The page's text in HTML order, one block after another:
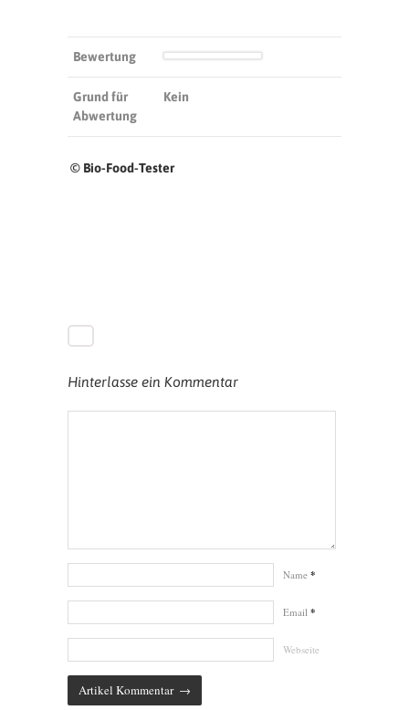
Bewertung
Grund für
Abwertung
Kein
© Bio-Food-Tester
Hinterlasse ein Kommentar
Name *
Email *
Webseite